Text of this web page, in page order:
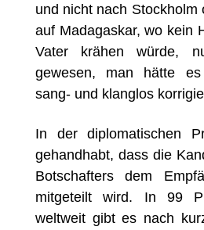
und nicht nach Stockholm
auf Madagaskar, wo kein
Vater krähen würde,
gewesen, man hätte
sang- und klanglos
In der diplomatischen
gehandhabt, dass die
Botschafters dem
mitgeteilt wird. In 99
weltweit gibt es nach